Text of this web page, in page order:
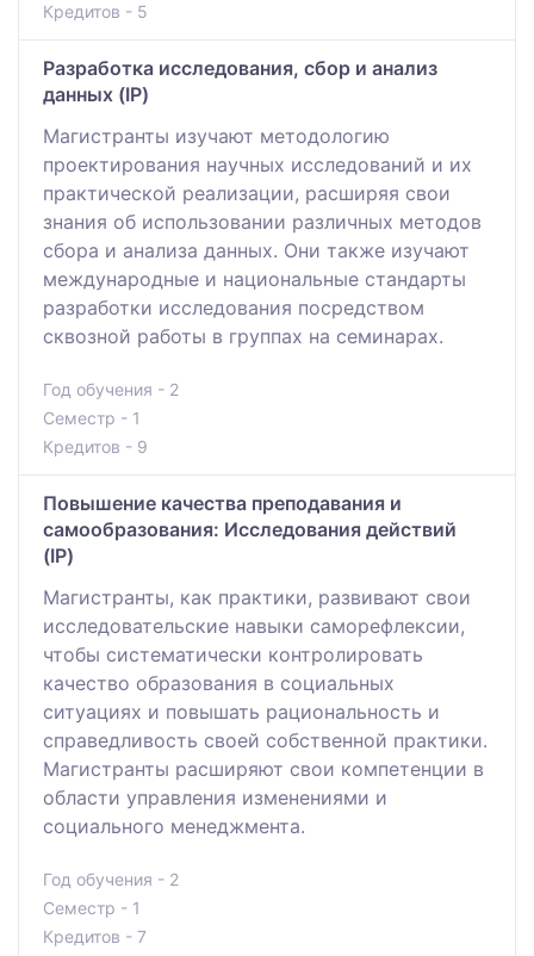
Кредитов - 5
Разработка исследования, сбор и анализ
данных (IP)
Магистранты изучают методологию
проектирования научных исследований и их
практической реализации, расширяя свои
знания об использовании различных методов
сбора и анализа данных. Они также изучают
международные и национальные стандарты
разработки исследования посредством
сквозной работы в группах на семинарах.
Год обучения - 2
Семестр - 1
Кредитов - 9
Повышение качества преподавания и
самообразования: Исследования действий
(IP)
Магистранты, как практики, развивают свои
исследовательские навыки саморефлексии,
чтобы систематически контролировать
качество образования в социальных
ситуациях и повышать рациональность и
справедливость своей собственной практики.
Магистранты расширяют свои компетенции в
области управления изменениями и
социального менеджмента.
Год обучения - 2
Семестр - 1
Кредитов - 7